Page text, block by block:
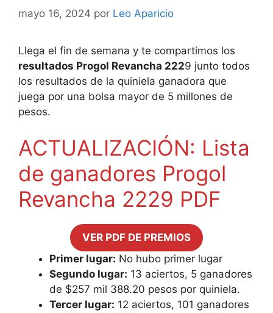
mayo 16, 2024 por Leo Aparicio
Llega el fin de semana y te compartimos los
resultados Progol Revancha 2229 junto todos
los resultados de la quiniela ganadora que
juega por una bolsa mayor de 5 millones de
pesos.
ACTUALIZACIÓN: Lista
de ganadores Progol
Revancha 2229 PDF
VER PDF DE PREMIOS
Primer lugar: No hubo primer lugar
Segundo lugar: 13 aciertos, 5 ganadores
de $257 mil 388.20 pesos por quiniela.
Tercer lugar: 12 aciertos, 101 ganadores